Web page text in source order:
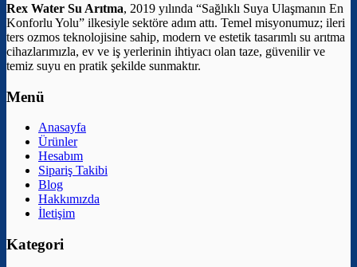
Rex Water Su Arıtma, 2019 yılında “Sağlıklı Suya Ulaşmanın En
Konforlu Yolu” ilkesiyle sektöre adım attı. Temel misyonumuz; ileri
ters ozmos teknolojisine sahip, modern ve estetik tasarımlı su arıtma
cihazlarımızla, ev ve iş yerlerinin ihtiyacı olan taze, güvenilir ve
temiz suyu en pratik şekilde sunmaktır.
Menü
Anasayfa
Ürünler
Hesabım
Sipariş Takibi
Blog
Hakkımızda
İletişim
Kategori